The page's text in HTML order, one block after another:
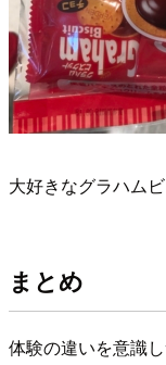
大好きなグラハム
まとめ
体験の違いを意識